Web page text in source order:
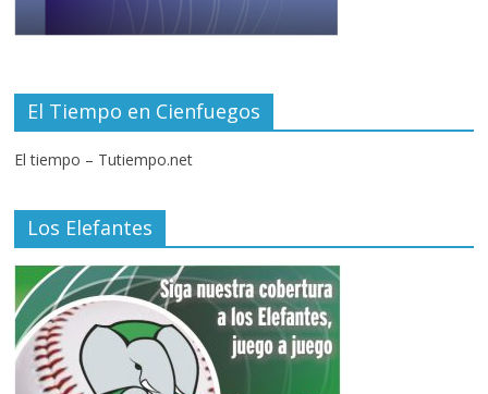
El Tiempo en Cienfuegos
El tiempo – Tutiempo.net
Los Elefantes